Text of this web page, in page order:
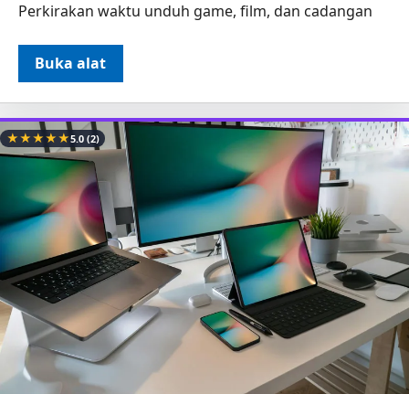
Perkirakan waktu unduh game, film, dan cadangan
Buka alat
★★★★★5.0(2)